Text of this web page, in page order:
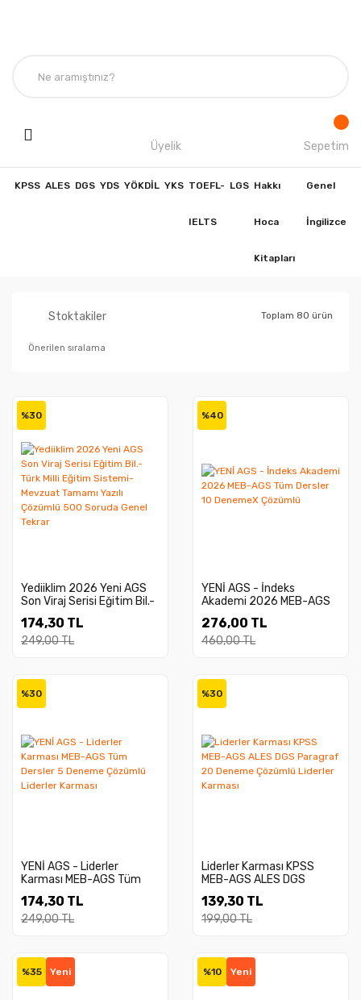
Üyelik Sepetim
KPSS ALES DGS YDS YÖKDİL YKS TOEFL-
IELTS
LGS Hakkı
Hoca
Kitapları
Genel
İngilizce
Stoktakiler Toplam 80 ürün
%30
Yediiklim 2026 Yeni AGS
Son Viraj Serisi Eğitim Bil.-
Mevzuat Tamamı Yazılı
Çözümlü 500 Soruda
174,30 TL
249,00 TL
%40
YENİ AGS - İndeks
Akademi 2026 MEB-AGS
Çözümlü
276,00 TL
460,00 TL
%30
YENİ AGS - Liderler
Karması MEB-AGS Tüm
Çözümlü Liderler Karması
174,30 TL
249,00 TL
%30
Liderler Karması KPSS
MEB-AGS ALES DGS
Çözümlü Liderler Karması
139,30 TL
199,00 TL
%35 Yeni %10 Yeni